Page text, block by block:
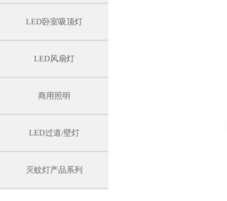
LED卧室吸顶灯
LED风扇灯
商用照明
LED过道/壁灯
灭蚊灯产品系列